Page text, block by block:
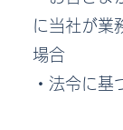
に当社が業
場合
・法令に